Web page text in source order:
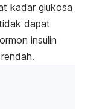
kadar glukosa
dapat
insulin